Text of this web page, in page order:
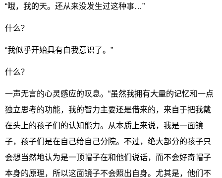
“哦，我的天。还从来没发生过这种事…”
什么？
“我似乎开始具有自我意识了。”
什么？
一声无言的心灵感应的叹息。“虽然我拥有大量的记忆和一点
独立思考的功能，我的智力主要还是借来的，来自于把我戴
在头上的孩子们的认知能力。从本质上来说，我是一面镜
子，孩子们是在自己给自己分院。不过，绝大部分的孩子只
会想当然地认为是一顶帽子在和他们说话，而不会好奇帽子
本身的原理，所以这面镜子不会照出自身。尤其是，他们不